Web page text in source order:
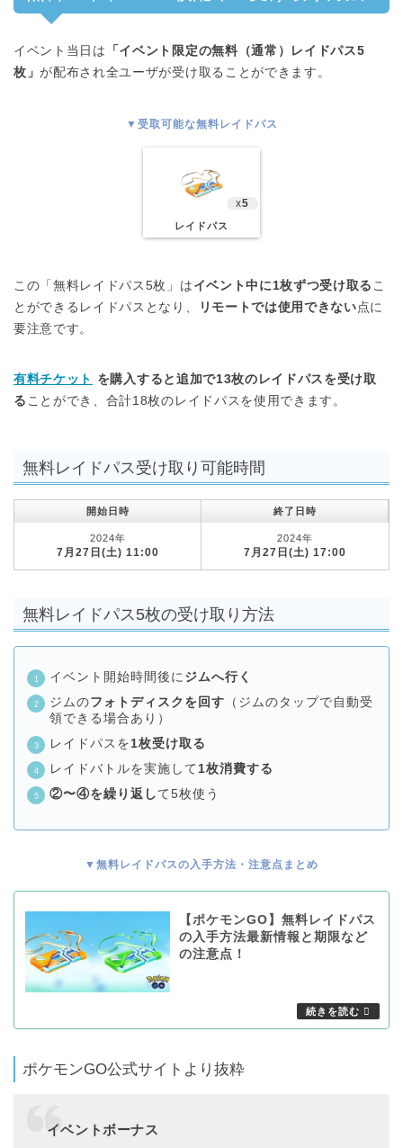
イベント当日は
「イベント限定の無料（通常）レイドパス5
枚」が配布され全ユーザが受け取ることができます。
▼受取可能な無料レイドパス
x5
レイドパス
この「無料レイドパス5枚」は イベント中に1枚ずつ受け取る こ
とができるレイドパスとなり、
リモートでは使用できない 点に
要注意です。
有料チケット を購入すると追加で13枚のレイドパスを受け取
る ことができ、合計18枚のレイドパスを使用できます。
無料レイドパス受け取り可能時間
開始日時 終了日時
2024年
7月27日(土) 11:00
2024年
7月27日(土) 17:00
無料レイドパス5枚の受け取り方法
イベント開始時間後に ジムへ行く
ジムのフォトディスクを回す （ジムのタップで自動受
領できる場合あり）
レイドパスを 1枚受け取る
レイドバトルを実施して 1枚消費する
②〜④を繰り返し て5枚使う
▼無料レイドパスの入手方法・注意点まとめ
【ポケモンGO】無料レイドパス
の入手方法最新情報と期限など
の注意点！
ポケモンGO公式サイトより抜粋
イベントボーナス